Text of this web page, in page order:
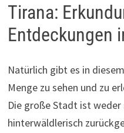
Tirana:
Entdeckungen
Natürlich gibt es in
Menge zu sehen und zu
Die große Stadt ist
hinterwäldlerisch